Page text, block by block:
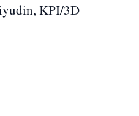
KPI/3D